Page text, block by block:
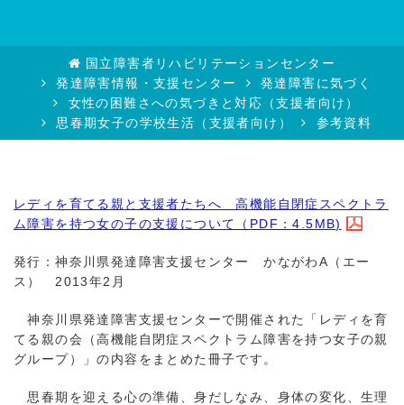
国立障害者リハビリテーションセンター
発達障害情報・支援センター
発達障害に気づく
女性の困難さへの気づきと対応（支援者向け）
思春期女子の学校生活（支援者向け）
参考資料
レディを育てる親と支援者たちへ 高機能自閉症スペクトラ
ム障害を持つ女の子の支援について（PDF：4.5MB)
発行：神奈川県発達障害支援センター かながわA（エー
ス） 2013年2月
神奈川県発達障害支援センターで開催された「レディを育
てる親の会（高機能自閉症スペクトラム障害を持つ女子の親
グループ）」の内容をまとめた冊子です。
思春期を迎える心の準備、身だしなみ、身体の変化、生理